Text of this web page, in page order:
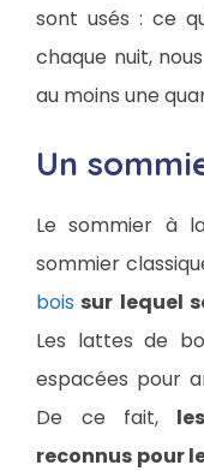
sont usés : ce
chaque nuit,
au moins une
Un
Le sommier à
sommier
bois sur lequel
Les lattes de
espacées pour
De ce fait,
reconnus pour